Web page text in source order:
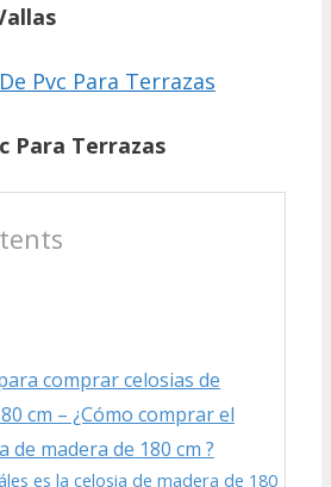
Para Terrazas
comprar celosias de
cm – ¿Cómo comprar el
de madera de 180 cm ?
es la celosia de madera de 180